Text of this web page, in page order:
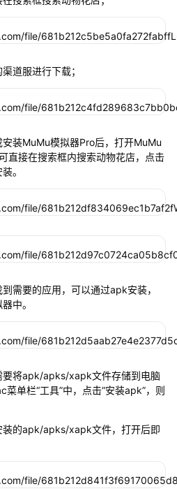
道服进行下载；
装MuMu模拟器Pro后，打开MuMu
直接在搜索框内搜索动物花店，点击
。
需要的应用，可以通过apk安装，
中。
要将apk/apks/xapk文件存储到电脑
菜单栏“工具”中，点击“安装apk”，则
装的apk/apks/xapk文件，打开后即